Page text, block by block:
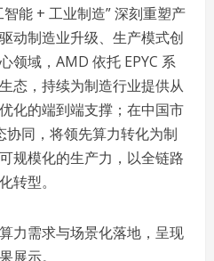
能 + 工业制造” 深刻重塑产
动制造业升级、生产模式创
领域，AMD 依托 EPYC 系
态，持续为制造行业提供从
化的端到端支撑；在中国市
同，将领先算力转化为制
规模化的生产力，以全链路
转型。
力需求与场景化落地，呈现
展示。